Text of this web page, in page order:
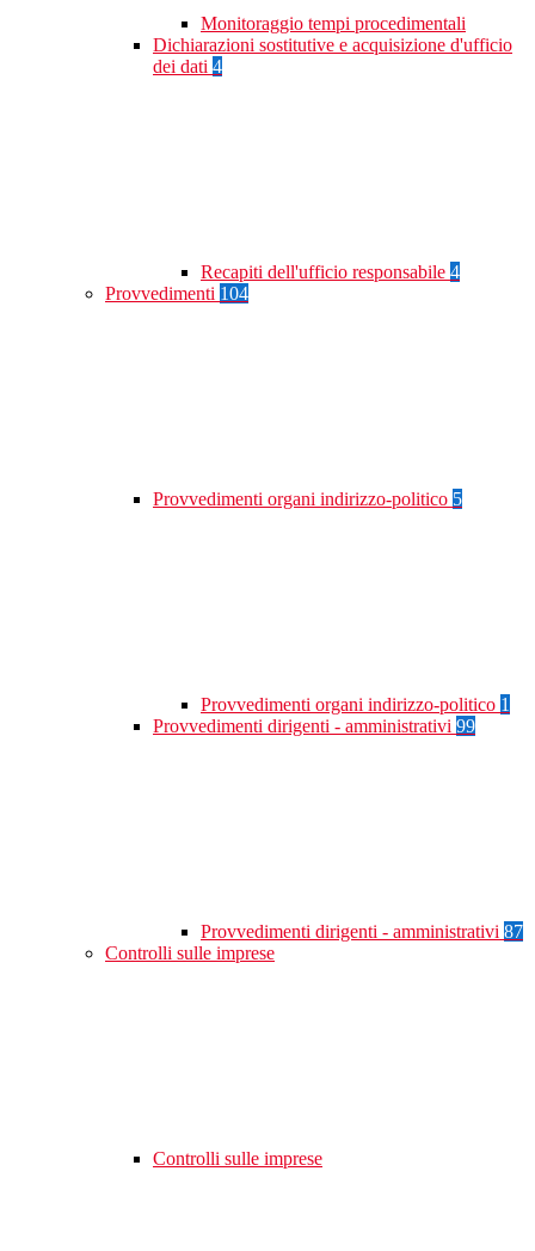
Monitoraggio tempi procedimentali
Dichiarazioni sostitutive e acquisizione d'ufficio
dei dati 4
Recapiti dell'ufficio responsabile 4
Provvedimenti 104
Provvedimenti organi indirizzo-politico 5
Provvedimenti organi indirizzo-politico 1
Provvedimenti dirigenti - amministrativi 99
Provvedimenti dirigenti - amministrativi 87
Controlli sulle imprese
Controlli sulle imprese